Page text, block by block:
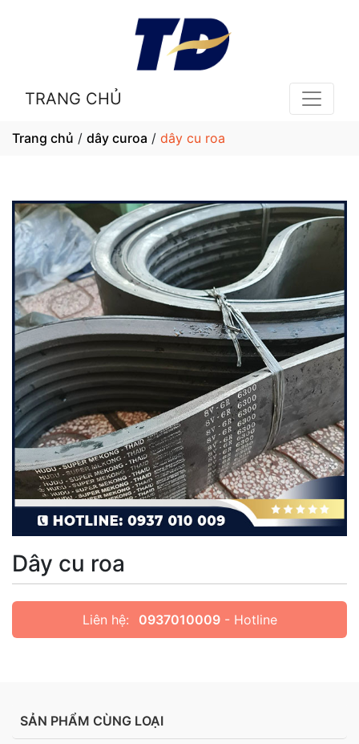
TRANG CHỦ
Trang chủ / dây curoa / dây cu roa
Dây cu roa
Liên hệ: 0937010009- Hotline
SẢN PHẨM CÙNG LOẠI